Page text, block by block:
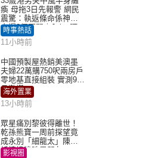
瘓 母拖3日先報警 網民
震驚：執返條命係神蹟
自爆2個惡習｜Juicy叮
時事熱話
11小時前
中國預製屋熱銷美澳墨
夫婦22萬購750呎兩房戶
零地基直接組裝 實測9個
月激讚
海外置業
13小時前
眾星痛別黎彼得離世！
乾孫熊寶一周前探望竟
成永別「細龍太」陳思
圻淚憶唉吔男朋友
影視圈